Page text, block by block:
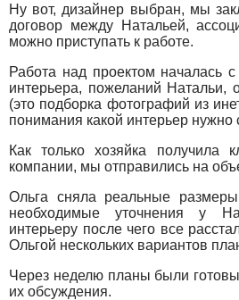
Ну вот, дизайнер выбран, мы
договор между Натальей,
можно приступать к работе.
Работа над проектом началась
интерьера, пожеланий Натальи,
(это подборка фотографий из
понимания какой интерьер нужно
Как только хозяйка получила
компании, мы отправились на
Ольга сняла реальные
необходимые уточнения у
интерьеру после чего все
Ольгой нескольких вариантов
Через неделю планы были
их обсуждения.